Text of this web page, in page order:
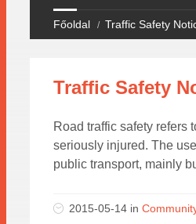
Főoldal Traffic Safety
Traffic Safety
Road traffic safety refers
seriously injured. The
public transport, mainly
2015-05-14 in